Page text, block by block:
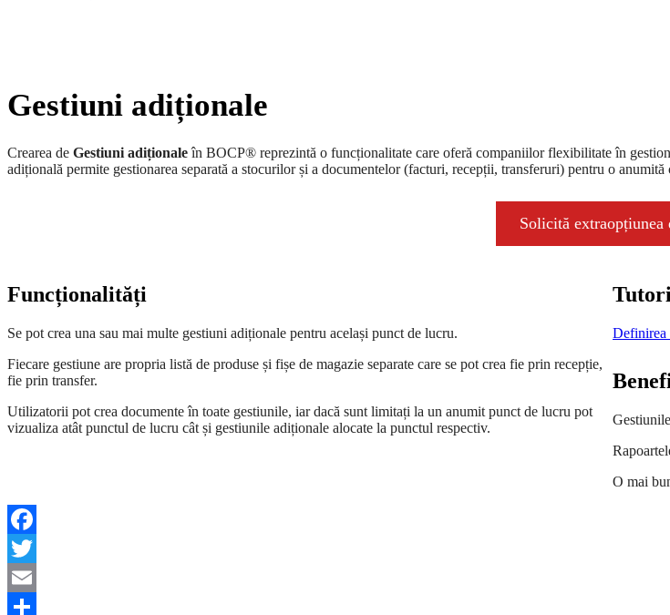
Gestiuni adiționale
Crearea de Gestiuni adiționaleîn BOCP® reprezintă o funcționalitate care oferă companiilor flexibilitate în
adițională permite gestionarea separată a stocurilor și a documentelor (facturi, recepții, transferuri) pentru o
Solicită extraopțiunea
Funcționalități
Se pot crea una sau mai multe gestiuni adiționale pentru același punct de lucru.
Fiecare gestiune are propria listă de produse și fișe de magazie separate care se pot crea fie prin recepție,
fie prin transfer.
Utilizatorii pot crea documente în toate gestiunile, iar dacă sunt limitați la un anumit punct de lucru pot
vizualiza atât punctul de lucru cât și gestiunile adiționale alocate la punctul respectiv.
Definirea
O mai
Facebook
Twitter
Email